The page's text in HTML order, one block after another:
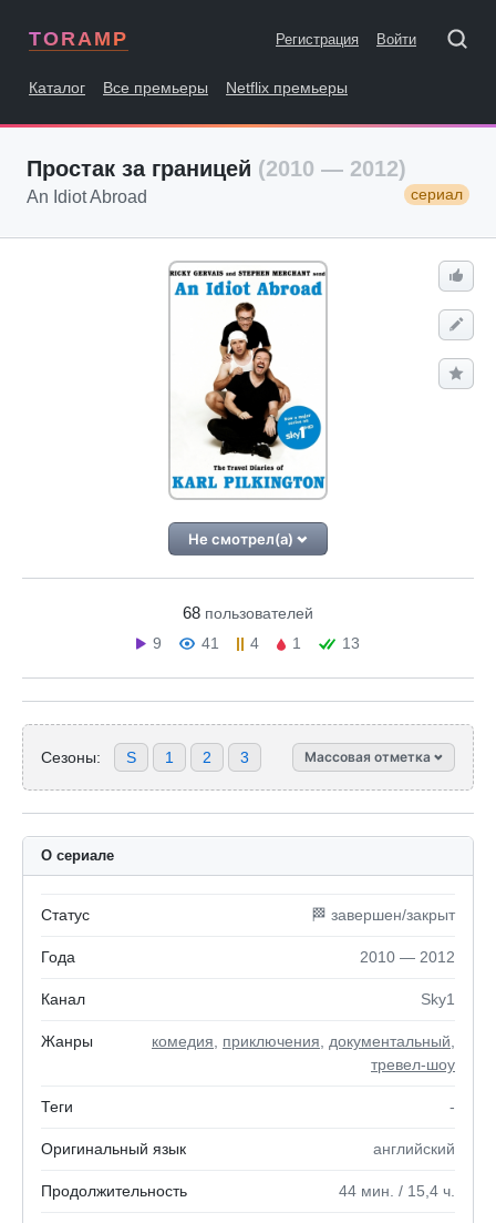
TORAMP Регистрация Войти
Каталог Все премьеры Netflix премьеры
Простак за границей (2010 — 2012)
сериал
An Idiot Abroad
Не смотрел(а)
68 пользователей
9
41 4 1 13
Сезоны: S 1 2 3 Массовая отметка
О сериале
Статус 🏁 завершен/закрыт
Года 2010 — 2012
Канал Sky1
Жанры комедия приключения документальный
тревел-шоу
Теги -
Оригинальный язык английский
Продолжительность 44 мин. / 15,4 ч.